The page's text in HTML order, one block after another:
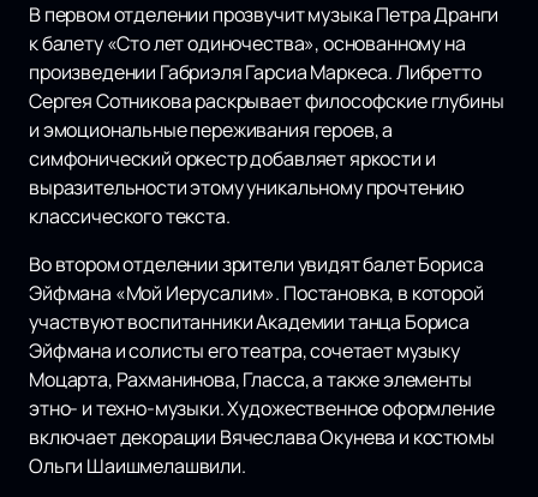
В первом отделении прозвучит музыка Петра Дранги
к балету «Сто лет одиночества», основанному на
произведении Габриэля Гарсиа Маркеса. Либретто
Сергея Сотникова раскрывает философские глубины
и эмоциональные переживания героев, а
симфонический оркестр добавляет яркости и
выразительности этому уникальному прочтению
классического текста.
Во втором отделении зрители увидят балет Бориса
Эйфмана «Мой Иерусалим». Постановка, в которой
участвуют воспитанники Академии танца Бориса
Эйфмана и солисты его театра, сочетает музыку
Моцарта, Рахманинова, Гласса, а также элементы
этно- и техно-музыки. Художественное оформление
включает декорации Вячеслава Окунева и костюмы
Ольги Шаишмелашвили.